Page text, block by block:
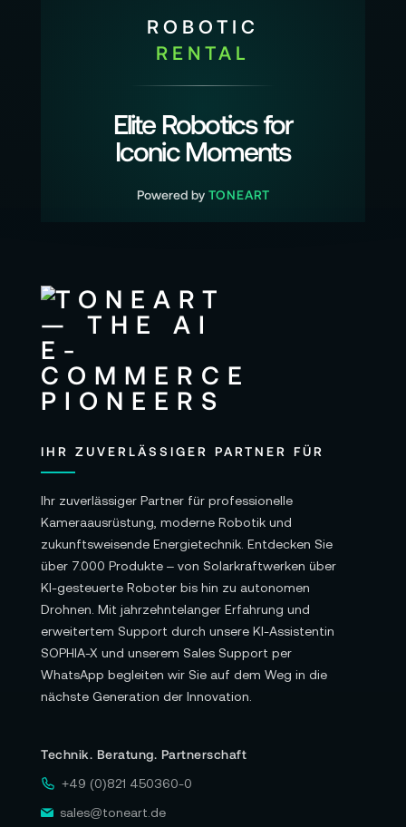
ROBOTIC
RENTAL
Elite Robotics for
Iconic Moments
Powered by TONEART
IHR ZUVERLÄSSIGER PARTNER FÜR
Ihr zuverlässiger Partner für professionelle
Kameraausrüstung, moderne Robotik und
zukunftsweisende Energietechnik. Entdecken Sie
über 7.000 Produkte – von Solarkraftwerken über
KI-gesteuerte Roboter bis hin zu autonomen
Drohnen. Mit jahrzehntelanger Erfahrung und
erweitertem Support durch unsere KI-Assistentin
SOPHIA-X und unserem Sales Support per
WhatsApp begleiten wir Sie auf dem Weg in die
nächste Generation der Innovation.
Technik. Beratung. Partnerschaft
+49 (0)821 450360-0
sales@toneart.de